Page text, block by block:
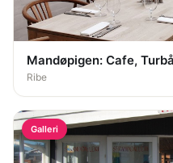
Mandøpigen: Cafe,
Ribe
Galleri